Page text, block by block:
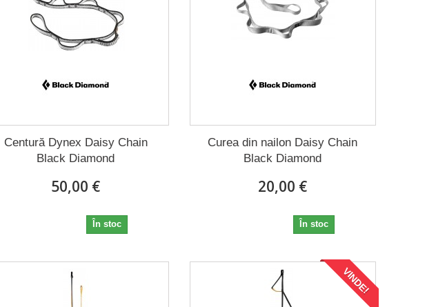
Centură Dynex Daisy Chain
Black Diamond
50,00 €
În stoc
Curea din nailon Daisy Chain
Black Diamond
20,00 €
În stoc
VINDE!